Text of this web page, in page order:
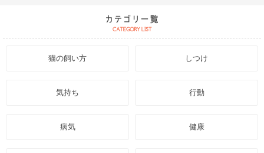
猫の飼い方 しつけ
気持ち 行動
病気 健康